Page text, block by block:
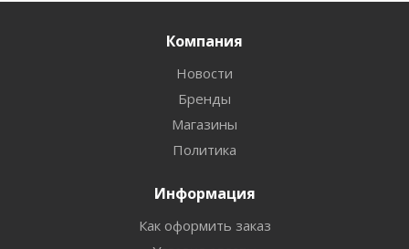
Компания
Новости
Бренды
Магазины
Политика
Информация
Как оформить заказ